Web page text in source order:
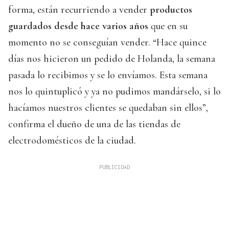
forma, están recurriendo a vender productos
guardados desde hace varios años que en su
momento no se conseguían vender. “Hace quince
días nos hicieron un pedido de Holanda, la semana
pasada lo recibimos y se lo envíamos. Esta semana
nos lo quintuplicó y ya no pudimos mandárselo, si lo
hacíamos nuestros clientes se quedaban sin ellos”,
confirma el dueño de una de las tiendas de
electrodomésticos de la ciudad.